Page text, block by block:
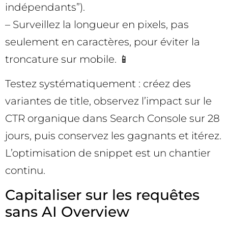
indépendants”).
– Surveillez la longueur en pixels, pas
seulement en caractères, pour éviter la
troncature sur mobile. 📱
Testez systématiquement : créez des
variantes de title, observez l’impact sur le
CTR organique dans Search Console sur 28
jours, puis conservez les gagnants et itérez.
L’optimisation de snippet est un chantier
continu.
Capitaliser sur les requêtes
sans AI Overview